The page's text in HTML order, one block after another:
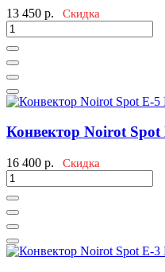
13 450 р. Скидка
Конвектор Noirot Spot
16 400 р. Скидка